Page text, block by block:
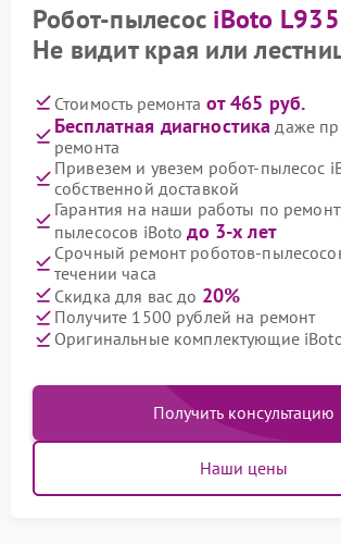
Робот-пылесос iBoto L935
Не видит края или
Стоимость ремонта от 465 руб.
Бесплатная диагностика даже
ремонта
Привезем и увезем робот-пылесос
собственной доставкой
Гарантия на наши работы по
пылесосов iBotoдо 3-х лет
Срочный ремонт роботов-
течении часа
Скидка для вас до 20%
Получите 1500 рублей на ремонт
Оригинальные комплектующие
Получить консультацию
Наши цены